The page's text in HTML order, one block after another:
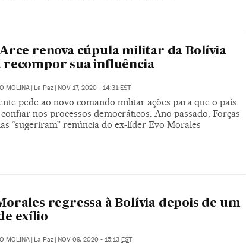
renova cúpula militar da Bolívia
recompor sua influência
MOLINA La Paz NOV 17, 2020 - 14:31 EST
pede ao novo comando militar ações para que o país
nos processos democráticos. Ano passado, Forças
“sugeriram” renúncia do ex-líder Evo Morales
regressa à Bolívia depois de um
exílio
MOLINA | La Paz | NOV 09, 2020 - 15:13 EST